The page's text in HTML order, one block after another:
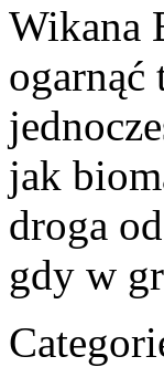
Wikana
ogarnąć
jak
droga
gdy w